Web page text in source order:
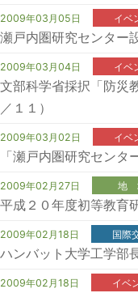
2009年03月05日 イベ
瀬戸内圏研究センター
2009年03月04日 イベ
文部科学省採択「防災
／１１）
2009年03月02日 イベ
「瀬戸内圏研究セン
2009年02月27日 地
平成２０年度初等教育
2009年02月18日 国際
ハンバット大学工学部
2009年02月18日 イベ